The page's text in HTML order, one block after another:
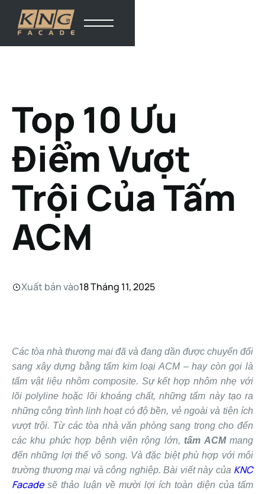
Top 10 Ưu
Điểm Vượt
Trội Của Tấm
ACM
Xuất bản vào18 Tháng 11, 2025
Các tòa nhà thương mại đã và đang dần được chuyển đổi
sang xây dựng bằng tấm kim loại ACM – hay còn gọi là
tấm vật liệu nhôm composite. Sự kết hợp nhôm nhẹ với
lõi polyline hoặc lõi khoáng chất, những tấm này tạo ra
những công trình linh hoạt có độ bền, vẻ ngoài và tiện ích
vượt trội. Từ các tòa nhà văn phòng sang trọng cho đến
các khu phức hợp bệnh viện rộng lớn, tấm ACMmang
đến những lợi thế vô song. Và đặc biệt phù hợp với môi
trường thương mại và công nghiệp. Bài viết này của KNC
Facadesẽ thảo luận về mười lợi ích toàn diện của tấm